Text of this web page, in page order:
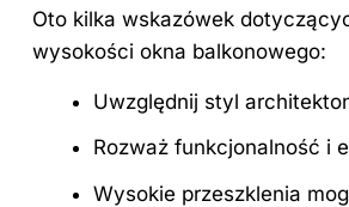
Oto kilka wskazówek
wysokości okna balkonowego:
Uwzględnij styl
Rozważ funkcjonalność i
Wysokie przeszklenia